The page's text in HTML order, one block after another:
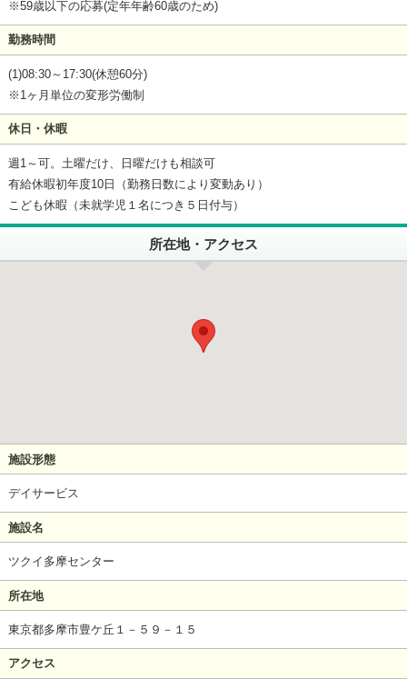
※59歳以下の応募(定年年齢60歳のため)
勤務時間
(1)08:30～17:30(休憩60分)
※1ヶ月単位の変形労働制
休日・休暇
週1～可。土曜だけ、日曜だけも相談可
有給休暇初年度10日（勤務日数により変動あり）
こども休暇（未就学児１名につき５日付与）
所在地・アクセス
施設形態
デイサービス
施設名
ツクイ多摩センター
所在地
東京都多摩市豊ケ丘１－５９－１５
アクセス